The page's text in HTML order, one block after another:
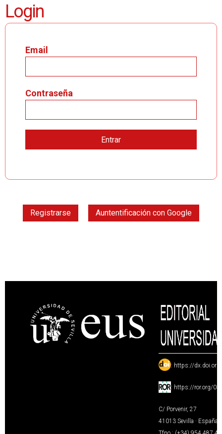
Login
Email
Contraseña
Registrarse Auntentificación con Google
: https://
: https://ror.org/
C/ Porvenir, 27
41013 Sevilla · España